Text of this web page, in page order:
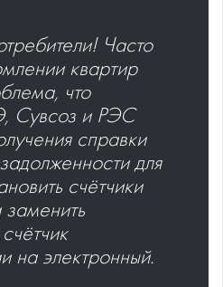
Часто
квартир
что
Сувсоз и РЭС
справки
для
счётчики
на электронный.